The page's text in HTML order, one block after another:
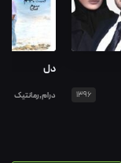
1396
دل
درام,رمانتیک